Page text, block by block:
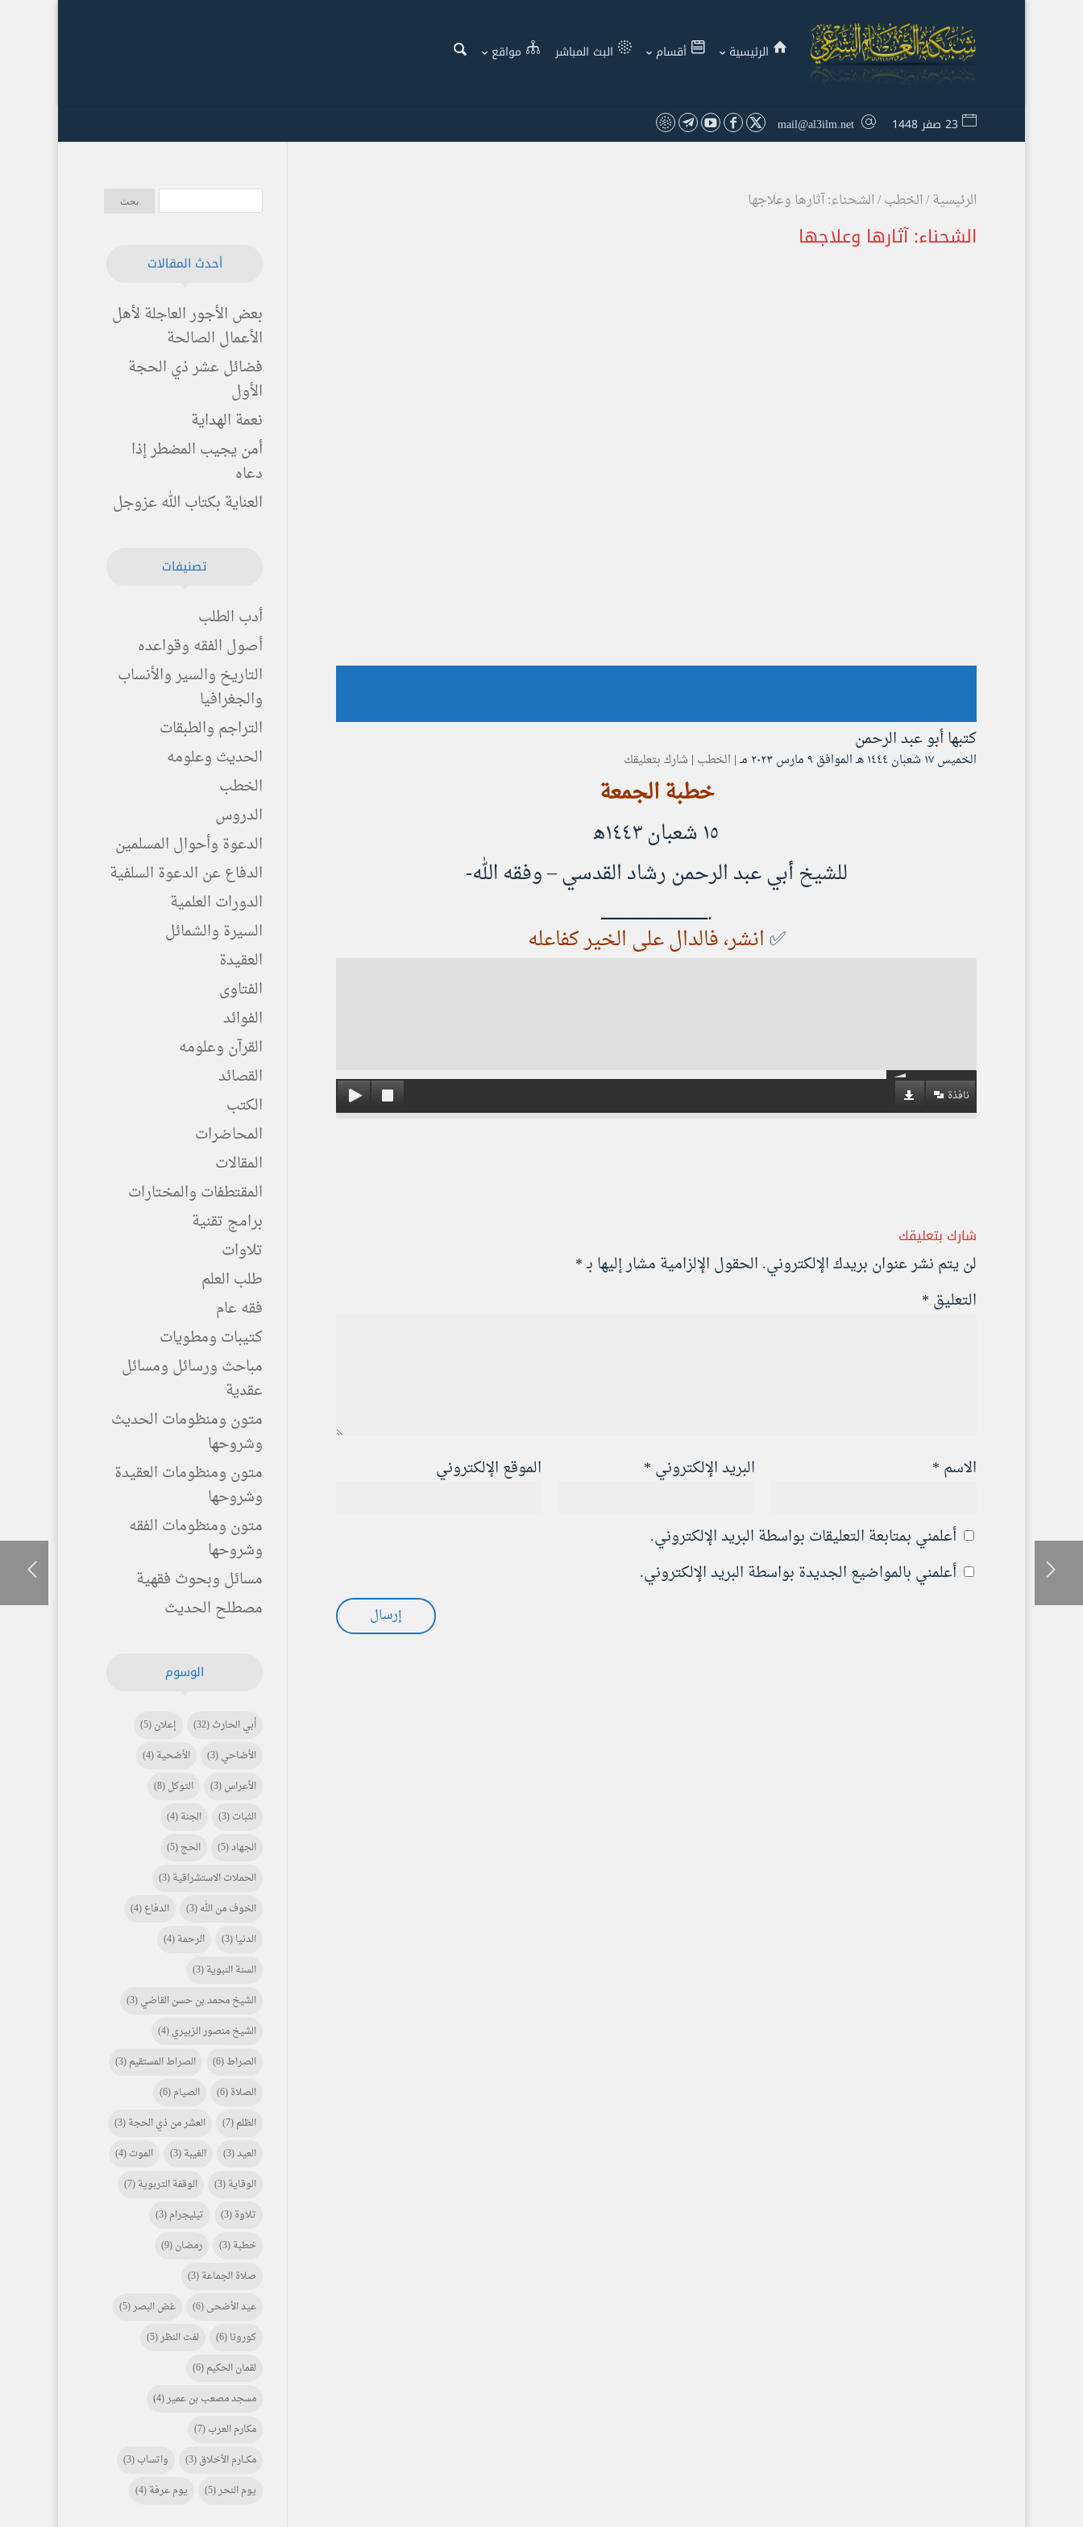
الرئيسية أقسام البث المباشر مواقع
23 صفر 1448 mail@al3ilm.net
الرئيسية/الخطب/الشحناء: آثارها وعلاجها
الشحناء: آثارها وعلاجها
كتبهاأبو عبد الرحمن
الخميس ۱۷ شعبان ۱٤٤٤ هـ الموافق ۹ مارس ۲۰۲۳ مـ | الخطب | شارك بتعليقك
خطبة الجمعة
١٥ شعبان ١٤٤٣ه‍
للشيخ أبي عبد الرحمن رشاد القدسي– وفقه الله-
.ــــــــــــــــــــــــــــــــــــــــــــ
✅انشر، فالدال على الخير كفاعله
نافذة
شارك بتعليقك
لن يتم نشر عنوان بريدك الإلكتروني. الحقول الإلزامية مشار إليها بـ*
التعليق *
الاسم * البريد الإلكتروني * الموقع الإلكتروني
أعلمني بمتابعة التعليقات بواسطة البريد الإلكتروني.
أعلمني بالمواضيع الجديدة بواسطة البريد الإلكتروني.
أحدث المقالات
بعض الأجور العاجلة لأهل
الأعمال الصالحة
فضائل عشر ذي الحجة
الأول
نعمة الهداية
أمن يجيب المضطر إذا
دعاه
العناية بكتاب الله عزوجل
تصنيفات
أدب الطلب
أصول الفقه وقواعده
التاريخ والسير والأنساب
والجغرافيا
التراجم والطبقات
الحديث وعلومه
الخطب
الدروس
الدعوة وأحوال المسلمين
الدفاع عن الدعوة السلفية
الدورات العلمية
السيرة والشمائل
العقيدة
الفتاوى
الفوائد
القرآن وعلومه
القصائد
الكتب
المحاضرات
المقالات
المقتطفات والمختارات
برامج تقنية
تلاوات
طلب العلم
فقه عام
كتيبات ومطويات
مباحث ورسائل ومسائل
عقدية
متون ومنظومات الحديث
وشروحها
متون ومنظومات العقيدة
وشروحها
متون ومنظومات الفقه
وشروحها
مسائل وبحوث فقهية
مصطلح الحديث
الوسوم
أبي الحارث(32) إعلان(5)
الأضاحي(3) الأضحية(4)
الأعراس(3) التوكل(8)
الثبات(3) الجنة(4)
الجهاد(5) الحج(5)
الحملات الاستشراقية(3)
الخوف من الله(3) الدفاع(4)
الدنيا(3) الرحمة(4)
السنة النبوية(3)
الشيخ محمد بن حسن القاضي(3)
الشيخ منصور الزبيري(4)
الصراط(6) الصراط المستقيم(3)
الصلاة(6) الصيام(6)
الظلم(7) العشر من ذي الحجة(3)
العيد(3) الغيبة(3) الموت(4)
الوقاية(3) الوقفة التربوية(7)
تلاوة(3) تيليجرام(3)
خطبة(3) رمضان(9)
صلاة الجماعة(3)
عيد الأضحى(6) غض البصر(5)
كورونا(6) لفت النظر(5)
لقمان الحكيم(6)
مسجد مصعب بن عمير(4)
مكارم العرب(7)
مكـــارم الأخلاق(3) واتساب(3)
يوم النحر(5) يوم عرفة(4)